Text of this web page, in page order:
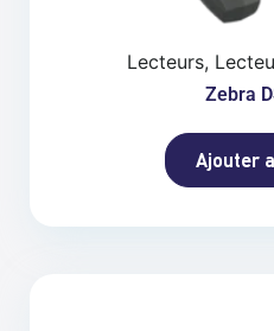
Lecteurs,
Zebra
Ajouter